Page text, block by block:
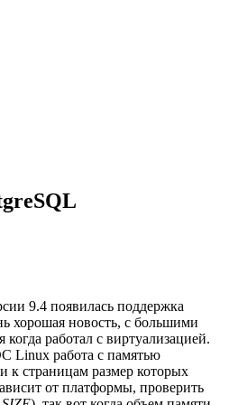
9.4 появилась поддержка
хорошая новость, с большими
работал с виртуализацией.
Linux работа с памятью
к страницам размер которых
от платформы, проверить